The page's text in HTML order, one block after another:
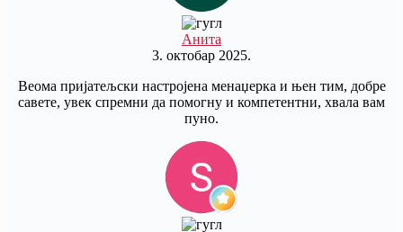
Анита
3. октобар 2025.
Веома пријатељски настројена менаџерка и њен тим, добре
савете, увек спремни да помогну и компетентни, хвала вам
пуно.